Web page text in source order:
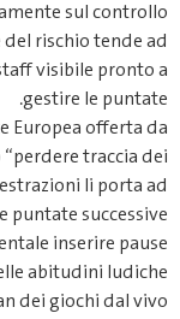
sul controllo
rischio tende ad
visibile pronto a
gestire le puntate.
Europea offerta da
traccia dei
li porta ad
successive.
inserire pause
abitudini ludiche
dei giochi dal vivo.